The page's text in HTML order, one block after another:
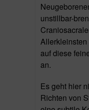
unstillbar-
auf diese
an.
Es geht hier
Richten von